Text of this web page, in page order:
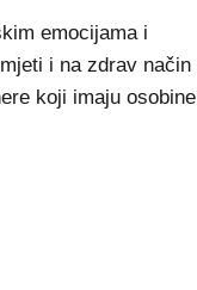
emocijama i
i na zdrav način
koji imaju osobine